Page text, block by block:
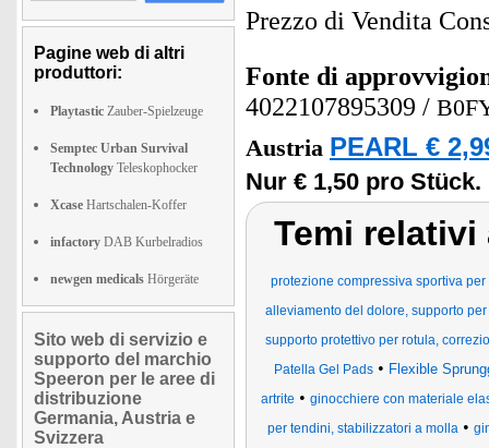
Pagine web di altri
produttori:
Playtastic Zauber-Spielzeuge
Semptec Urban Survival
Technology Teleskophocker
Xcase Hartschalen-Koffer
infactory DAB Kurbelradios
newgen medicals Hörgeräte
Sito web di servizio e
supporto del marchio
Speeron per le aree di
distribuzione
Germania, Austria e
Svizzera
Prezzo di Vendita
Fonte di
4022107895309 /
Austria PEARL €
Nur € 1,50 pro Stück.
Temi
protezione compressiva sportiva
alleviamento del dolore, supporto
supporto protettivo per rotula,
Patella Gel Pads• Flexible
artrite • ginocchiere con materiale
per tendini, stabilizzatori a molla •